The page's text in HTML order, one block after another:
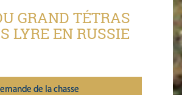
GRAND TÉTRAS
LYRE EN RUSSIE
de la chasse